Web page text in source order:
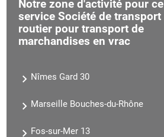
Notre zone d'activité pour ce
service Société de transport
routier pour transport de
marchandises en vrac
Nîmes Gard 30
Marseille Bouches-du-Rhône
Fos-sur-Mer 13